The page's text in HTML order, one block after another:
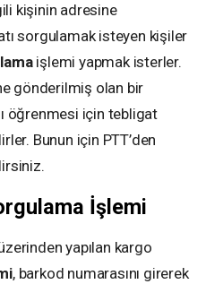
kişinin adresine
sorgulamak isteyen kişiler
işlemi yapmak isterler.
gönderilmiş olan bir
öğrenmesi için tebligat
Bunun için PTT’den
İşlemi
yapılan kargo
, barkod numarasını girerek